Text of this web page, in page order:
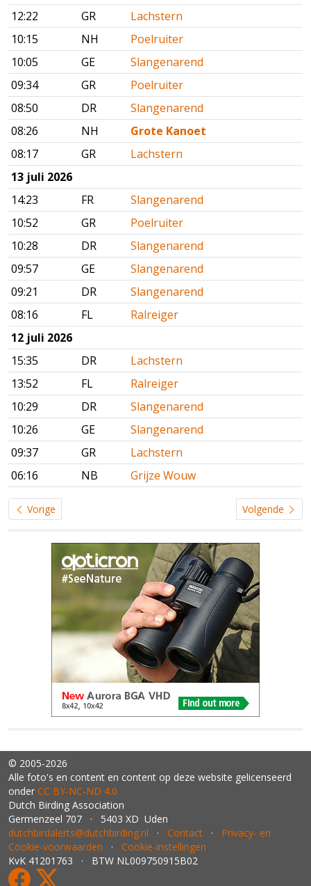
12:22
GR
Lachstern
10:15
NH
Poelruiter
10:05
GE
Slangenarend
09:34
GR
Poelruiter
08:50
DR
Slangenarend
08:26
NH
Grote Kanoet
08:17
GR
Lachstern
13 juli 2026
14:23
FR
Slangenarend
10:52
GR
Poelruiter
10:28
DR
Slangenarend
09:57
GE
Slangenarend
09:21
DR
Slangenarend
08:16
FL
Ralreiger
12 juli 2026
15:35
DR
Lachstern
13:52
FL
Ralreiger
10:29
DR
Slangenarend
10:26
GE
Slangenarend
09:37
GR
Lachstern
06:16
NB Grijze Wouw
Vorige Volgende
© 2005-2026
Alle foto's en content en content op deze website gelicenseerd
onder CC BY‑NC‑ND 4.0
Dutch Birding Association
Germenzeel 707 · 5403 XD Uden
dutchbirdalerts@dutchbirding.nl · Contact · Privacy- en
Cookie-voorwaarden · Cookie-instellingen
KvK 41201763 · BTW NL009750915B02